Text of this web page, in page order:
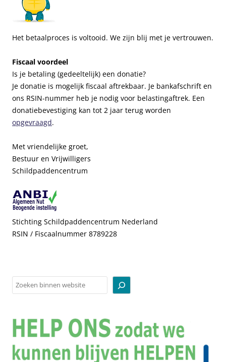
Het betaalproces is voltooid. We zijn blij met je vertrouwen.
Fiscaal voordeel
Is je betaling (gedeeltelijk) een donatie?
Je donatie is mogelijk fiscaal aftrekbaar. Je bankafschrift en
ons RSIN-nummer heb je nodig voor belastingaftrek. Een
donatiebevestiging kan tot 2 jaar terug worden
opgevraagd.
Met vriendelijke groet,
Bestuur en Vrijwilligers
Schildpaddencentrum
Stichting Schildpaddencentrum Nederland
RSIN / Fiscaalnummer 8789228
Zoeken